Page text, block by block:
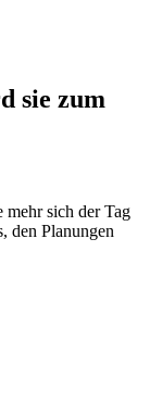
sie zum
sich der Tag
den Planungen